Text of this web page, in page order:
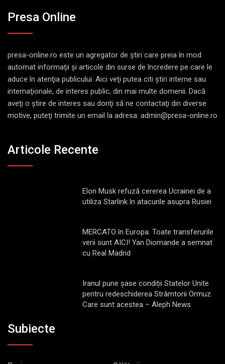
Presa Online
presa-online.ro este un agregator de ştiri care preia în mod
automat informaţii şi articole din surse de încredere pe care le
aduce în atenţia publicului. Aici veţi putea citi ştiri interne sau
internaţionale, de interes public, din mai multe domenii. Dacă
aveţi o ştire de interes sau doriţi să ne contactaţi din diverse
motive, puteţi trimite un email la adresa: admin@presa-online.ro
Articole Recente
Elon Musk refuză cererea Ucrainei de a
utiliza Starlink în atacurile asupra Rusiei
MERCATO în Europa. Toate transferurile
verii sunt AICI! Yan Diomande a semnat
cu Real Madrid
Iranul pune șase condiții Statelor Unite
pentru redeschiderea Strâmtorii Ormuz.
Care sunt acestea – Aleph News
Subiecte